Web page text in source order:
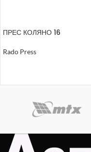
ПРЕС КОЛЯНО 16
Rado Press